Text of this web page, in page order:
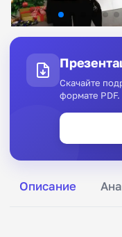
Описание
Скачайте
формате PDF.